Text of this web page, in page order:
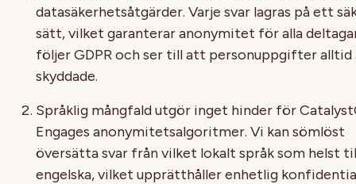
datasäkerhetsåtgärder. Varje svar lagras på ett
sätt, vilket garanterar anonymitet för alla
följer GDPR och ser till att personuppgifter alltid
skyddade.
Språklig mångfald utgör inget hinder för
Engages anonymitetsalgoritmer. Vi kan sömlöst
översätta svar från vilket lokalt språk som helst
engelska, vilket upprätthåller enhetlig